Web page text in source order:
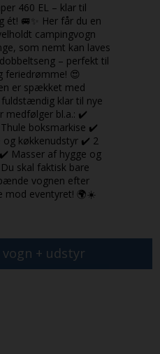
460 EL – klar til
får du en
campingvogn
som nemt kan laves
– perfekt til
feriedrømme! 😍
er spækket med
klar til nye
medfølger bl.a.: ✔️
boksmarkise ✔️
og køkkenudstyr ✔️ 2
Masser af hygge og
vognen efter
mod eventyret! 🌍☀️
+ udstyr